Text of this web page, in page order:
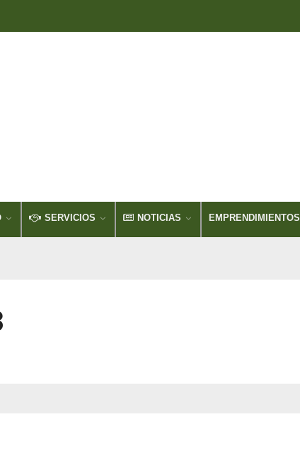
SERVICIOS NOTICIAS EMPRENDIMIENTOS